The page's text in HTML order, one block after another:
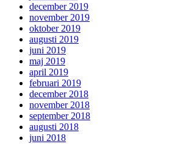
december 2019
november 2019
oktober 2019
augusti 2019
juni 2019
maj 2019
april 2019
februari 2019
december 2018
november 2018
september 2018
augusti 2018
juni 2018